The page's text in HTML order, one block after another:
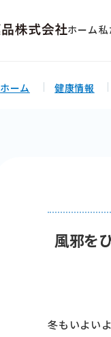
ホーム
ホーム 健康情報
風邪を
冬もいよい